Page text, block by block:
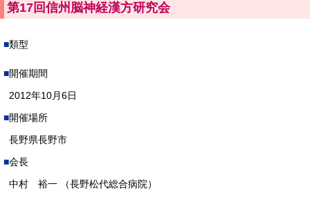
第17回信州脳神経漢方研究会
類型
開催期間
2012年10月6日
開催場所
長野県長野市
会長
中村 裕一 （長野松代総合病院）